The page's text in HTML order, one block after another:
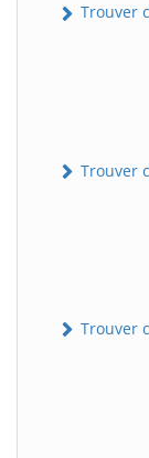
Trouver
Trouver
Trouver